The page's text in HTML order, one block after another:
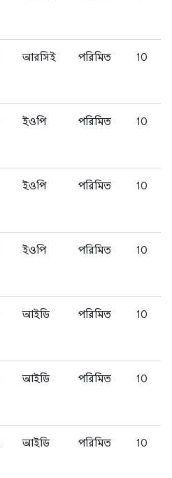
আরসিই পরিমিত 10
ইওপি পরিমিত 10
ইওপি পরিমিত 10
ইওপি পরিমিত 10
আইডি পরিমিত 10
আইডি পরিমিত 10
আইডি পরিমিত 10